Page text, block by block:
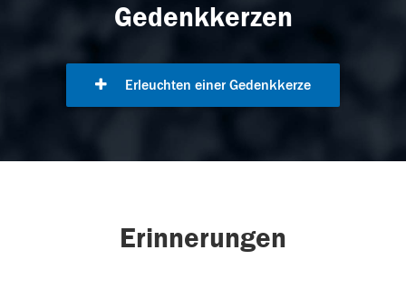
Gedenkkerzen
Erleuchten einer Gedenkkerze
Erinnerungen